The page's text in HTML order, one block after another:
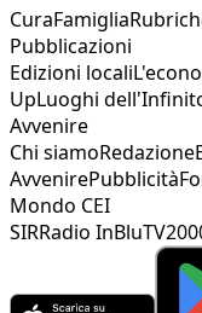
CuraFamiglia
Pubblicazioni
Edizioni locali
UpLuoghi
Avvenire
Chi siamoRedazione
AvvenirePubblicità
Mondo CEI
SIRRadio InBlu